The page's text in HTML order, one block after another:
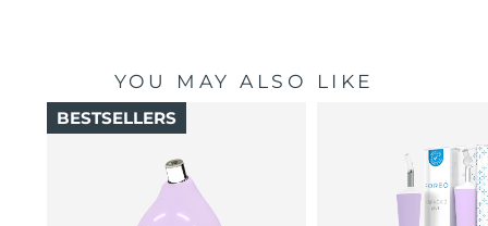
YOU MAY ALSO LIKE
BESTSELLERS